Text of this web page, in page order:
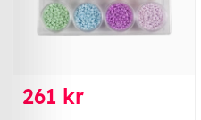
261 kr